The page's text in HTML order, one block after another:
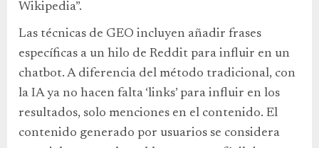
Wikipedia”.
Las técnicas de GEO incluyen añadir frases
específicas a un hilo de Reddit para influir en un
chatbot. A diferencia del método tradicional, con
la IA ya no hacen falta ‘links’ para influir en los
resultados, solo menciones en el contenido. El
contenido generado por usuarios se considera